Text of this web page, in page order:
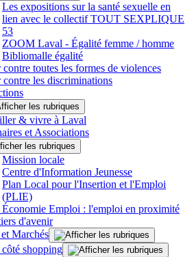
Les expositions sur la santé sexuelle en
lien avec le collectif TOUT SEXPLIQUE
53
ZOOM Laval - Égalité femme / homme
Bibliomalle égalité
toutes les formes de violences
contre les discriminations
& vivre à Laval
et Associations
Mission locale
Centre d'Information Jeunesse
Plan Local pour l'Insertion et l'Emploi
(PLIE)
Emploi : l'emploi en proximité
d'avenir
Marchés
shopping